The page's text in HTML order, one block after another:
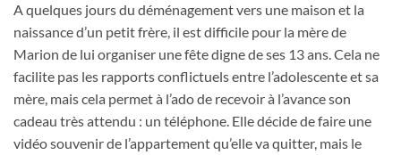
A quelques jours du déménagement vers une maison et la
naissance d’un petit frère, il est difficile pour la mère de
Marion de lui organiser une fête digne de ses 13 ans. Cela ne
facilite pas les rapports conflictuels entre l’adolescente et sa
mère, mais cela permet à l’ado de recevoir à l’avance son
cadeau très attendu : un téléphone. Elle décide de faire une
vidéo souvenir de l’appartement qu’elle va quitter, mais le